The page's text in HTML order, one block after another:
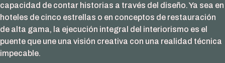
capacidad de contar historias a través del diseño. Ya sea en
hoteles de cinco estrellas o en conceptos de restauración
de alta gama, la ejecución integral del interiorismo es el
puente que une una visión creativa con una realidad técnica
impecable.